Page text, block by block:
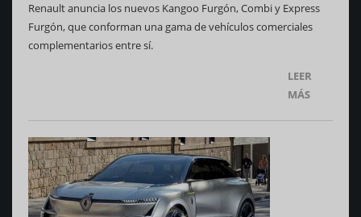
Renault anuncia los nuevos Kangoo Furgón, Combi y Express
Furgón, que conforman una gama de vehículos comerciales
complementarios entre sí.
LEER
MÁS